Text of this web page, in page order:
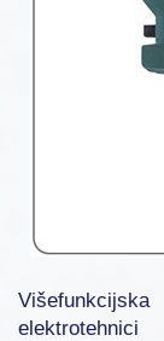
elektrotehnici